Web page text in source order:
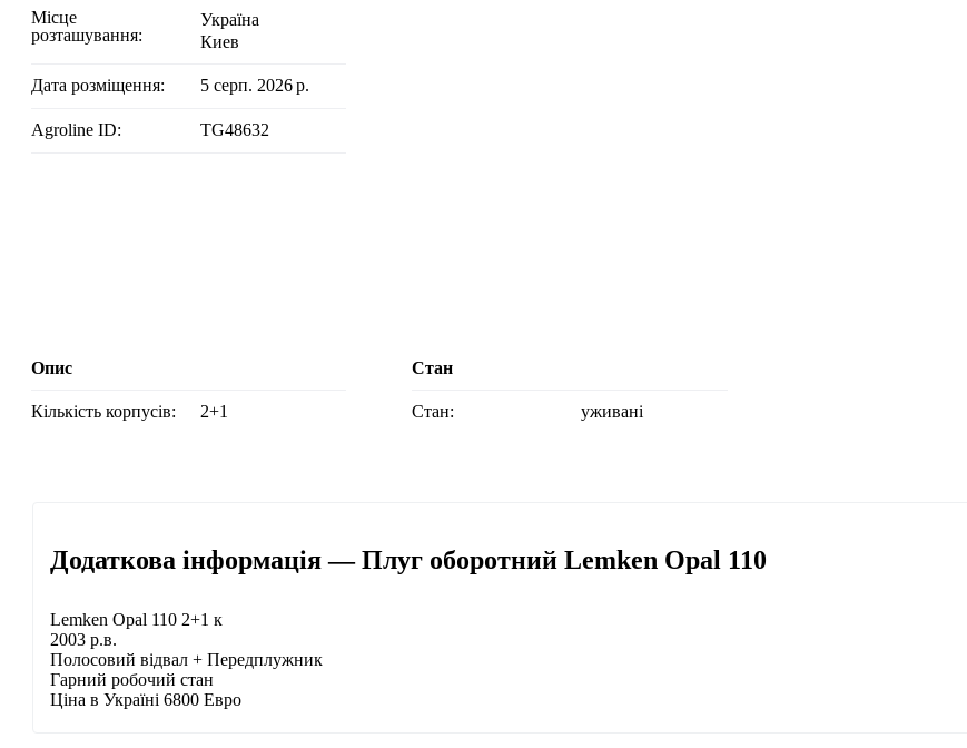
Місце
розташування:
Україна
Киев
Дата розміщення: 5 серп. 2026 р.
Agroline ID: TG48632
Опис
Кількість корпусів: 2+1
Стан
Стан: уживані
Додаткова інформація — Плуг оборотний Lemken Opal 110
Lemken Opal 110 2+1 к
2003 р.в.
Полосовий відвал + Передплужник
Гарний робочий стан
Ціна в Україні 6800 Евро